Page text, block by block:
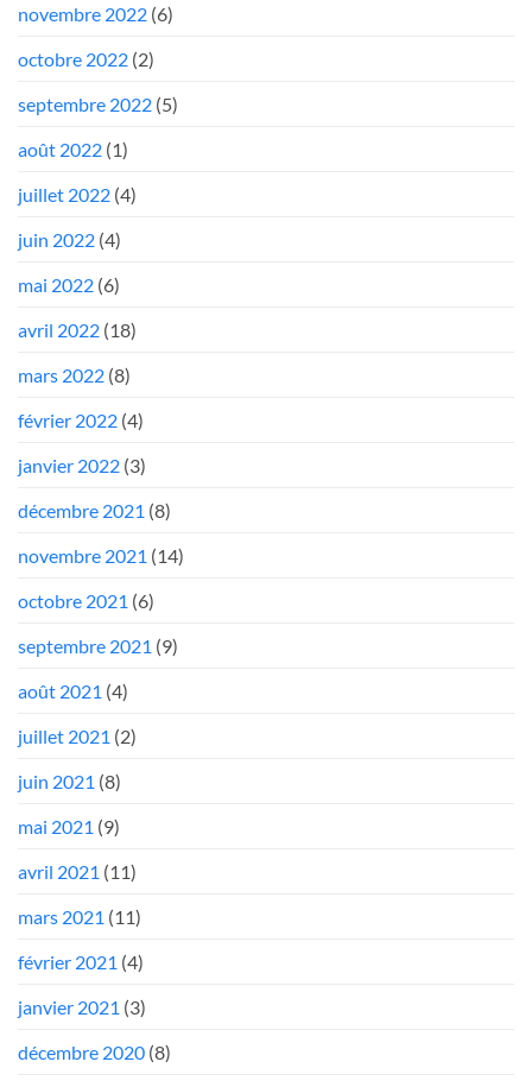
novembre 2022 (6)
octobre 2022 (2)
septembre 2022 (5)
août 2022 (1)
juillet 2022 (4)
juin 2022 (4)
mai 2022 (6)
avril 2022 (18)
mars 2022 (8)
février 2022 (4)
janvier 2022 (3)
décembre 2021 (8)
novembre 2021 (14)
octobre 2021 (6)
septembre 2021 (9)
août 2021 (4)
juillet 2021 (2)
juin 2021 (8)
mai 2021 (9)
avril 2021 (11)
mars 2021 (11)
février 2021 (4)
janvier 2021 (3)
décembre 2020 (8)